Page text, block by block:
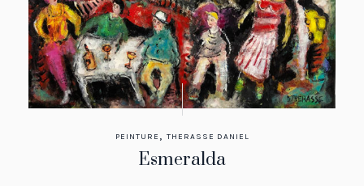
PEINTURE , THERASSE DANIEL
Esmeralda